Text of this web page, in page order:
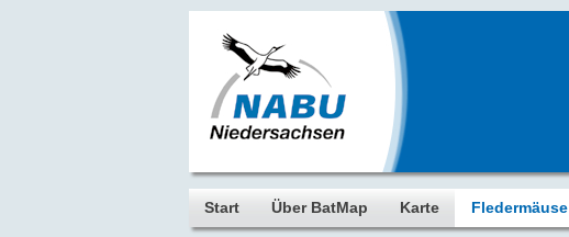
Start Über BatMap Karte Fledermäuse